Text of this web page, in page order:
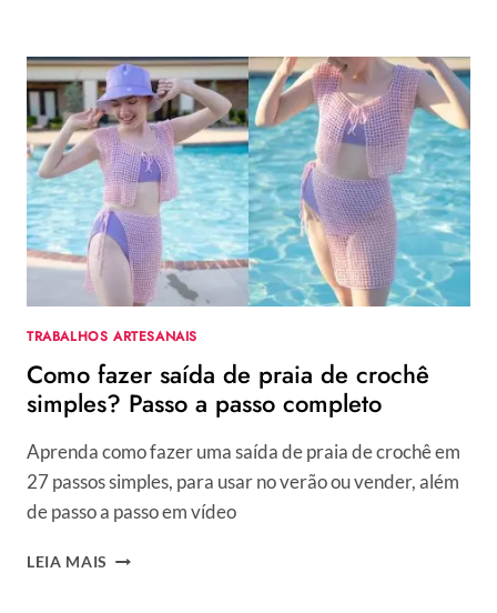
TRABALHOS ARTESANAIS
Como fazer saída de praia de crochê
simples? Passo a passo completo
Aprenda como fazer uma saída de praia de crochê em
27 passos simples, para usar no verão ou vender, além
de passo a passo em vídeo
LEIA MAIS COMO